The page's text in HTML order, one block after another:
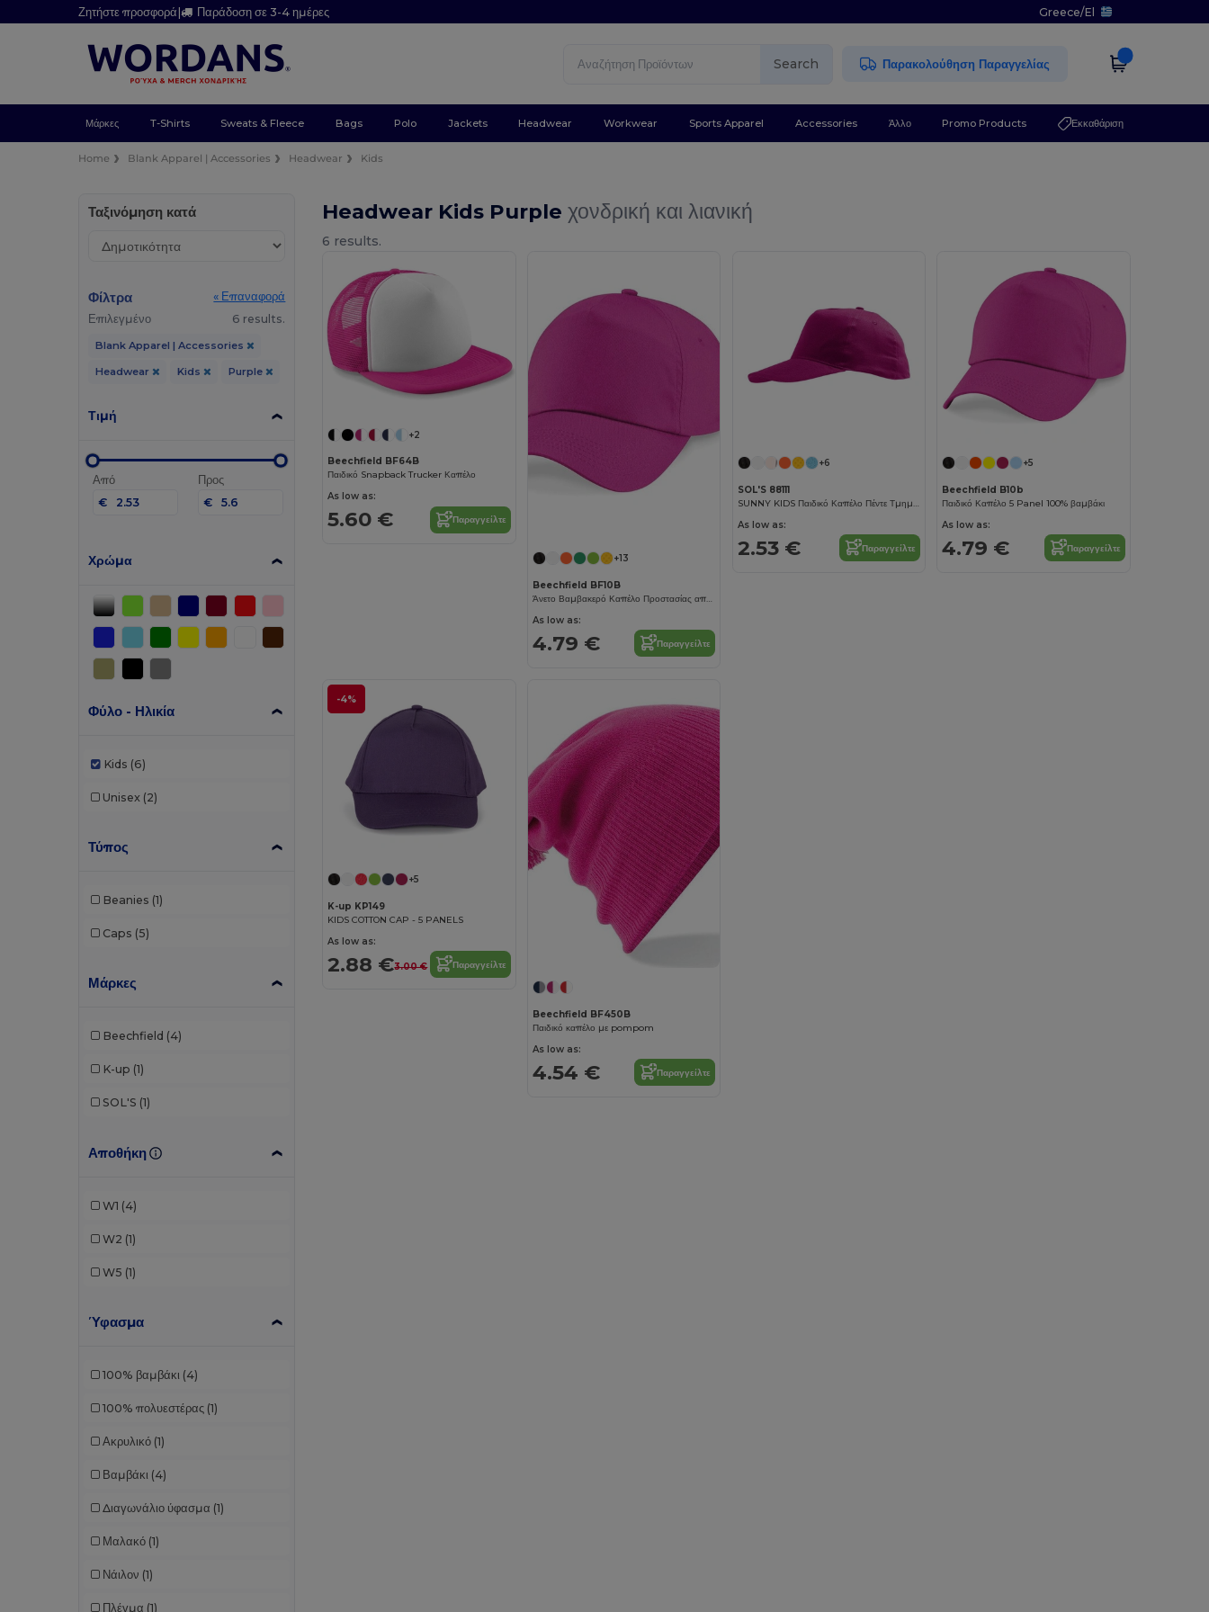
Ζητήστε προσφορά| Παράδοση σε 3-4 ημέρες Greece/El
Search Παρακολούθηση Παραγγελίας
Μάρκες T-Shirts Sweats & Fleece Bags Polo Jackets Headwear Workwear Sports Apparel Accessories Άλλο Promo Products Εκκαθάριση
Home Blank Apparel | Accessories Headwear Kids
Ταξινόμηση κατά
Φίλτρα
« Επαναφορά
Επιλεγμένο
6 results.
Blank Apparel | Accessories
Headwear Kids Purple
Τιμή
Από
€
Προς
€
Χρώμα
Φύλο - Ηλικία
Kids (6)
Unisex (2)
Τύπος
Beanies (1)
Caps (5)
Μάρκες
Beechfield (4)
K-up (1)
SOL'S (1)
Αποθήκη
W1 (4)
W2 (1)
W5 (1)
Ύφασμα
100% βαμβάκι (4)
100% πολυεστέρας (1)
Ακρυλικό (1)
Βαμβάκι (4)
Διαγωνάλιο ύφασμα (1)
Μαλακό (1)
Νάιλον (1)
Πλέγμα (1)
Headwear Kids Purpleχονδρική και λιανική
6 results.
+2
Beechfield BF64B
Παιδικό Snapback Trucker Καπέλο
As low as:
5.60 € Παραγγείλτε
+13
Beechfield BF10B
Άνετο Βαμβακερό Καπέλο Προστασίας από τον Ήλιο για Παιδιά
As low as:
4.79 € Παραγγείλτε
+6
SOL'S 88111
SUNNY KIDS Παιδικό Καπέλο Πέντε Τμημάτων
As low as:
2.53 € Παραγγείλτε
+5
Beechfield B10b
Παιδικό Καπέλο 5 Panel 100% βαμβάκι
As low as:
4.79 € Παραγγείλτε
-4%
+5
K-up KP149
KIDS COTTON CAP - 5 PANELS
As low as:
2.88 €3.00 € Παραγγείλτε
Beechfield BF450B
Παιδικό καπέλο με pompom
As low as:
4.54 € Παραγγείλτε